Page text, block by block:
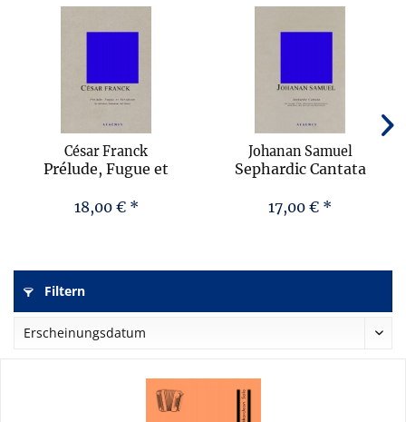
César Franck
Prélude, Fugue et
18,00 € *
Johanan Samuel
Sephardic Cantata
17,00 € *
Filtern